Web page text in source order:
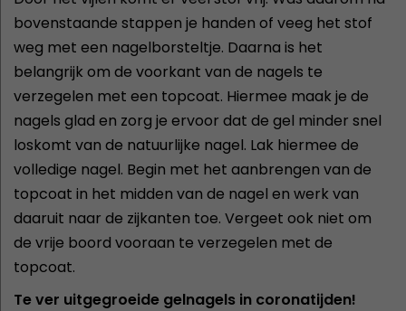
bovenstaande stappen je handen of veeg het stof
weg met een nagelborsteltje. Daarna is het
belangrijk om de voorkant van de nagels te
verzegelen met een topcoat. Hiermee maak je de
nagels glad en zorg je ervoor dat de gel minder snel
loskomt van de natuurlijke nagel. Lak hiermee de
volledige nagel. Begin met het aanbrengen van de
topcoat in het midden van de nagel en werk van
daaruit naar de zijkanten toe. Vergeet ook niet om
de vrije boord vooraan te verzegelen met de
topcoat.
Te ver uitgegroeide gelnagels in coronatijden!